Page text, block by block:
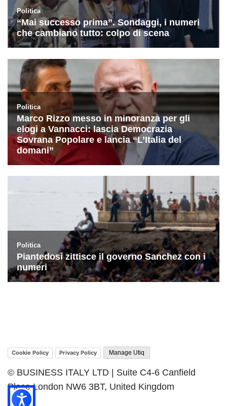
Cookie Policy Privacy Policy Manage Utiq
© BUSINESS ITALY LTD | Suite C4-6 Canfield
Place London NW6 3BT, United Kingdom